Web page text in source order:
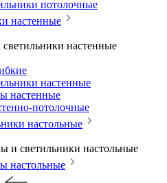
потолочные
настенные
светильники настенные
настенные
настенные
потолочные
настольные
и светильники настольные
настольные